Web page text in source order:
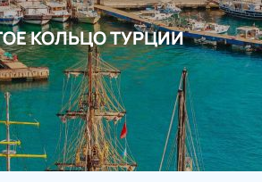
КОЛЬЦО ТУРЦИИ